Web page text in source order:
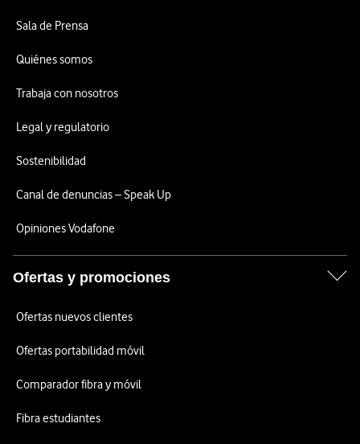
Sala de Prensa
Quiénes somos
Trabaja con nosotros
Legal y regulatorio
Sostenibilidad
Canal de denuncias – Speak Up
Opiniones Vodafone
Ofertas y promociones
Ofertas nuevos clientes
Ofertas portabilidad móvil
Comparador fibra y móvil
Fibra estudiantes